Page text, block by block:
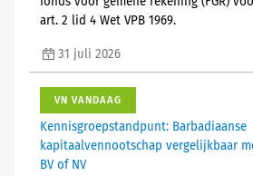
art. 2 lid 4 Wet VPB 1969.
31 juli 2026
VN VANDAAG
Kennisgroepstandpunt: Barbadiaanse
kapitaalvennootschap vergelijkbaar
BV of NV